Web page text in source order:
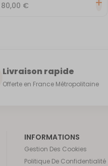
80,00 €
Livraison rapide
Offerte en France Métropolitaine
INFORMATIONS
Gestion Des Cookies
Politique De Confidentialité